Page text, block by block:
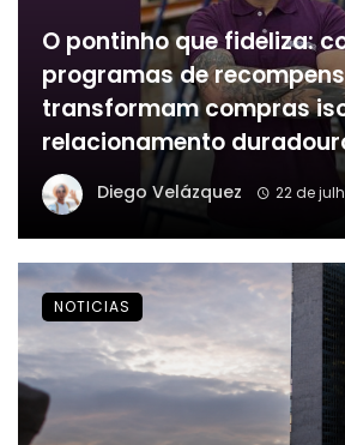
O pontinho que fideliza:
programas de
transformam compras
relacionamento
Diego Velázquez 22 de
NOTICIAS